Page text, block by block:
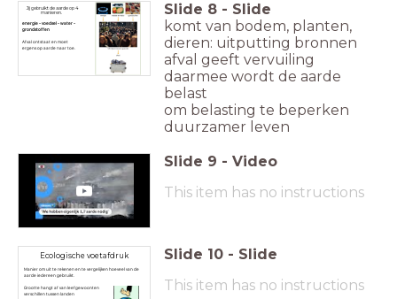
Jij gebruikt de aarde op 4
manieren.
energie - voedsel -water -
grondstoffen
Afval ontstaat en moet
ergens op aarde naar toe.
Slide 8 - Slide
komt van bodem, planten,
dieren: uitputting bronnen
afval geeft vervuiling
daarmee wordt de aarde
belast
om belasting te beperken
duurzamer leven
Slide 9 - Video
This item has no instructions
Ecologische voetafdruk
Manier om uit te rekenen en te vergelijken hoeveel van de
aarde iedereen gebruikt.
Grootte hangt af van leefgewoonten
verschillen tussen landen
Slide 10 - Slide
This item has no instructions